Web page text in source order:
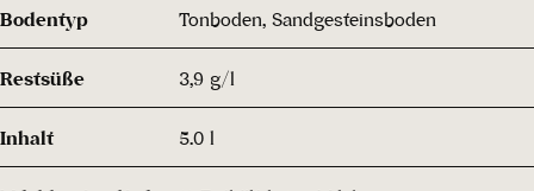
Bodentyp Tonboden, Sandgesteinsboden
Restsüße 3,9 g/l
Inhalt 5.0 l